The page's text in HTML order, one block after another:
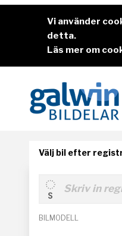
Vi använder
detta.
Läs mer om
Välj bil efter
BILMODELL